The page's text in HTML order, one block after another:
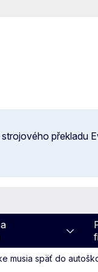
překladu
musia späť do